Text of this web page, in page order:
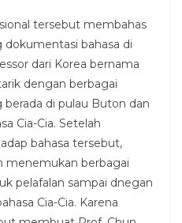
tersebut membahas
bahasa di
dari Korea bernama
dengan berbagai
di pulau Buton dan
Cia-Cia. Setelah
bahasa tersebut,
menemukan berbagai
pelafalan sampai dnegan
Cia-Cia. Karena